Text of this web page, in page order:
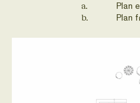
a. Plan
b. Plan